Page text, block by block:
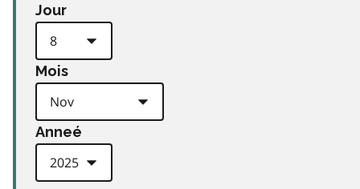
Jour
Mois
Anneé